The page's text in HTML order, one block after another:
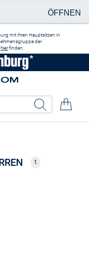
mit ihren Hauptsitzen in
der
hierfinden.
1
ÖFFNEN